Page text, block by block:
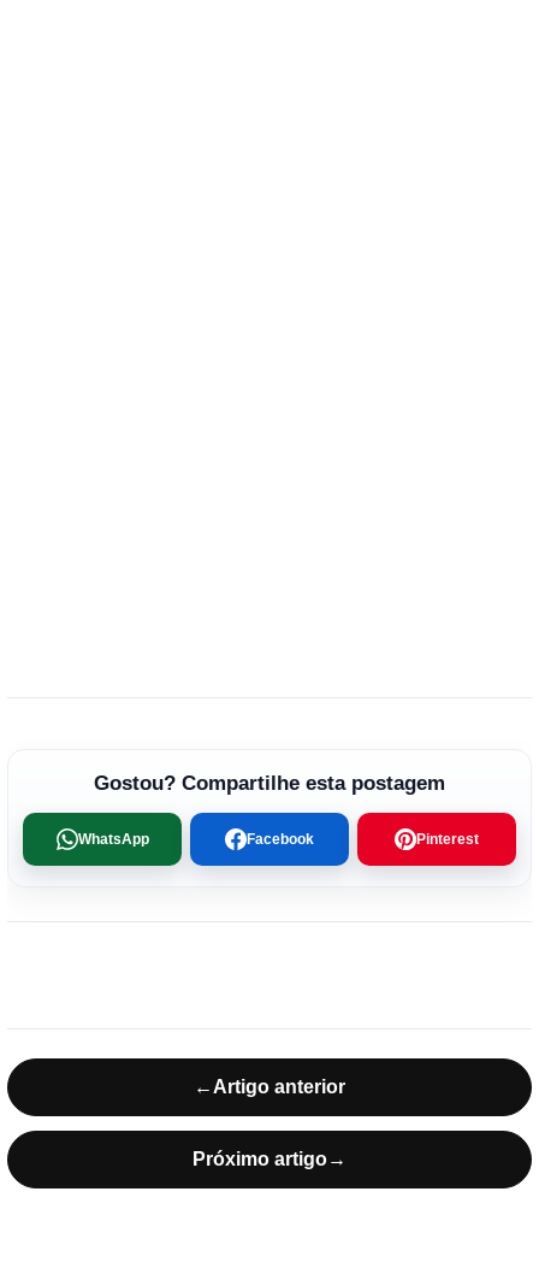
Gostou? Compartilhe esta postagem
WhatsApp Facebook Pinterest
← Artigo anterior
Próximo artigo→